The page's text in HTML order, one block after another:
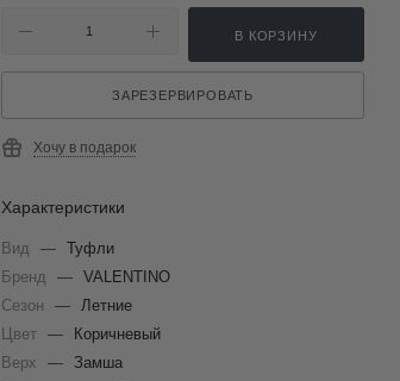
В КОРЗИНУ
ЗАРЕЗЕРВИРОВАТЬ
Хочу в подарок
Характеристики
Вид — Туфли
Бренд
— VALENTINO
Сезон
— Летние
Цвет —
Коричневый
Верх
— Замша